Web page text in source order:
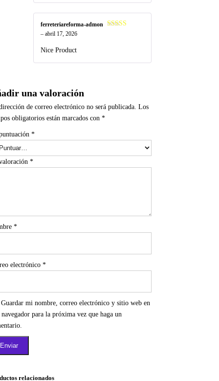
ferreteriareforma-admon
– abril 17, 2026
Nice Product
una valoración
de correo electrónico no será publicada. Los
obligatorios están marcados con *
*
*
*
electrónico *
Guardar mi nombre, correo electrónico y sitio web en
navegador para la próxima vez que haga un
relacionados